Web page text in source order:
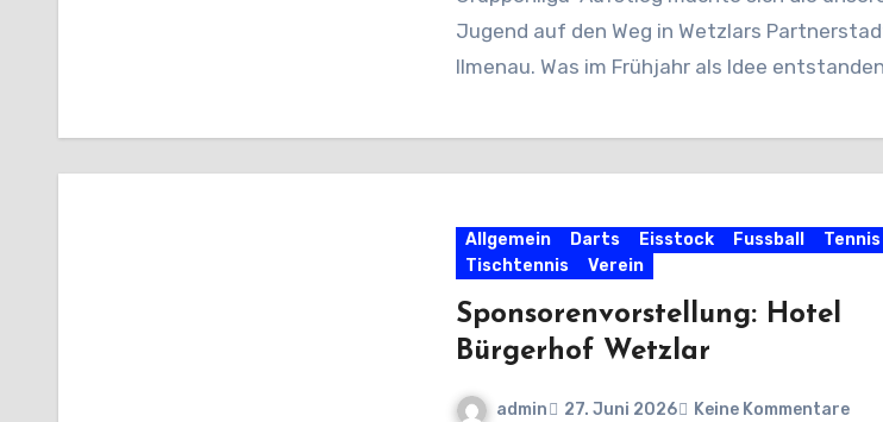
Jugend auf den Weg in Wetzlars
Ilmenau. Was im Frühjahr als Idee
Allgemein Darts Eisstock Fussball
Tennis
Tischtennis
Verein
Sponsorenvorstellung: Hotel
Bürgerhof Wetzlar
admin 27. Juni 2026 Keine Kommentare